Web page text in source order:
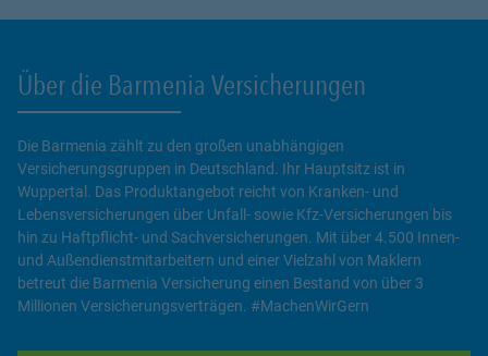
Über die Barmenia Versicherungen
Die Barmenia zählt zu den großen unabhängigen
Versicherungsgruppen in Deutschland. Ihr Hauptsitz ist in
Wuppertal. Das Produktangebot reicht von Kranken- und
Lebensversicherungen über Unfall- sowie Kfz-Versicherungen bis
hin zu Haftpflicht- und Sachversicherungen. Mit über 4.500 Innen-
und Außendienstmitarbeitern und einer Vielzahl von Maklern
betreut die Barmenia Versicherung einen Bestand von über 3
Millionen Versicherungsverträgen. #MachenWirGern